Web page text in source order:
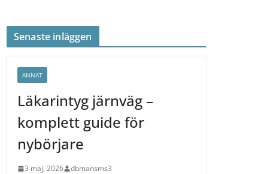
Senaste inläggen
ANNAT
Läkarintyg järnväg –
komplett guide för
nybörjare
3 maj, 2026 dbmansms3